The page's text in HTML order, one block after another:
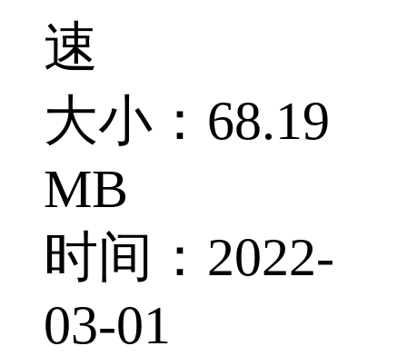
速
大小：68.19
MB
时间：2022-
03-01